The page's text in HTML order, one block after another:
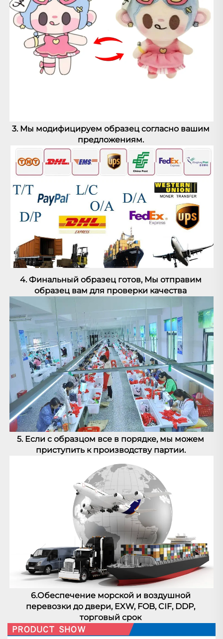
3. Мы модифицируем образец согласно вашим
предложениям.
4. Финальный образец готов, Мы отправим
образец вам для проверки качества
5. Если с образцом все в порядке, мы можем
приступить к производству партии.
6.Обеспечение морской и воздушной
перевозки до двери, EXW, FOB, CIF, DDP,
торговый срок